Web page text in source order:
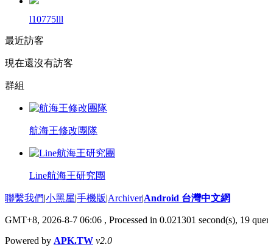
l10775lll
最近訪客
現在還沒有訪客
群組
航海王修改團隊
Line航海王研究團
聯繫我們|小黑屋|手機版|Archiver|Android 台灣中文網
GMT+8, 2026-8-7 06:06 , Processed in 0.021301 second(s), 19
Powered by APK.TW v2.0